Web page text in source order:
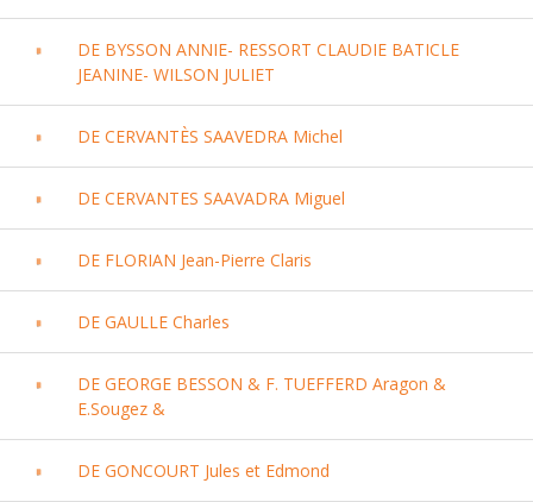
DE BYSSON ANNIE- RESSORT CLAUDIE BATICLE
JEANINE- WILSON JULIET
DE CERVANTÈS SAAVEDRA Michel
DE CERVANTES SAAVADRA Miguel
DE FLORIAN Jean-Pierre Claris
DE GAULLE Charles
DE GEORGE BESSON & F. TUEFFERD Aragon &
E.Sougez &
DE GONCOURT Jules et Edmond